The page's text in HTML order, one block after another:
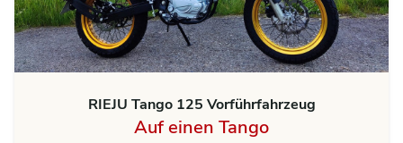
RIEJU Tango 125 Vorführfahrzeug
Auf einen Tango